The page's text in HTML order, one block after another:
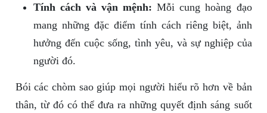
Tính cách và vận mệnh: Mỗi cung hoàng đạo
mang những đặc điểm tính cách riêng biệt, ảnh
hưởng đến cuộc sống, tình yêu, và sự nghiệp của
người đó.
Bói các chòm sao giúp mọi người hiểu rõ hơn về bản
thân, từ đó có thể đưa ra những quyết định sáng suốt